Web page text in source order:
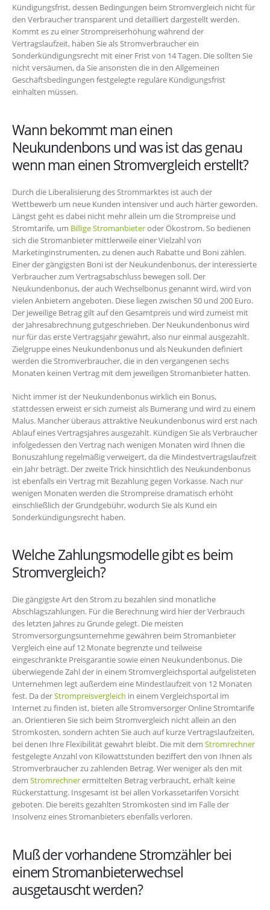
Kündigungsfrist, dessen Bedingungen beim Stromvergleich nicht für
den Verbraucher transparent und detailliert dargestellt werden.
Kommt es zu einer Strompreiserhöhung während der
Vertragslaufzeit, haben Sie als Stromverbraucher ein
Sonderkündigungsrecht mit einer Frist von 14 Tagen. Die sollten Sie
nicht versäumen, da Sie ansonsten die in den Allgemeinen
Geschäftsbedingungen festgelegte reguläre Kündigungsfrist
einhalten müssen.
Wann bekommt man einen
Neukundenbons und was ist das genau
wenn man einen Stromvergleich erstellt?
Durch die Liberalisierung des Strommarktes ist auch der
Wettbewerb um neue Kunden intensiver und auch härter geworden.
Längst geht es dabei nicht mehr allein um die Strompreise und
Stromtarife, um Billige Stromanbieteroder Ökostrom. So bedienen
sich die Stromanbieter mittlerweile einer Vielzahl von
Marketinginstrumenten, zu denen auch Rabatte und Boni zählen.
Einer der gängigsten Boni ist der Neukundenbonus, der interessierte
Verbraucher zum Vertragsabschluss bewegen soll. Der
Neukundenbonus, der auch Wechselbonus genannt wird, wird von
vielen Anbietern angeboten. Diese liegen zwischen 50 und 200 Euro.
Der jeweilige Betrag gilt auf den Gesamtpreis und wird zumeist mit
der Jahresabrechnung gutgeschrieben. Der Neukundenbonus wird
nur für das erste Vertragsjahr gewährt, also nur einmal ausgezahlt.
Zielgruppe eines Neukundenbonus und als Neukunden definiert
werden die Stromverbraucher, die in den vergangenen sechs
Monaten keinen Vertrag mit dem jeweiligen Stromanbieter hatten.
Nicht immer ist der Neukundenbonus wirklich ein Bonus,
stattdessen erweist er sich zumeist als Bumerang und wird zu einem
Malus. Mancher überaus attraktive Neukundenbonus wird erst nach
Ablauf eines Vertragsjahres ausgezahlt. Kündigen Sie als Verbraucher
infolgedessen den Vertrag nach wenigen Monaten wird Ihnen die
Bonuszahlung regelmäßig verweigert, da die Mindestvertragslaufzeit
ein Jahr beträgt. Der zweite Trick hinsichtlich des Neukundenbonus
ist ebenfalls ein Vertrag mit Bezahlung gegen Vorkasse. Nach nur
wenigen Monaten werden die Strompreise dramatisch erhöht
einschließlich der Grundgebühr, wodurch Sie als Kund ein
Sonderkündigungsrecht haben.
Welche Zahlungsmodelle gibt es beim
Stromvergleich?
Die gängigste Art den Strom zu bezahlen sind monatliche
Abschlagszahlungen. Für die Berechnung wird hier der Verbrauch
des letzten Jahres zu Grunde gelegt. Die meisten
Stromversorgungsunternehme gewähren beim Stromanbieter
Vergleich eine auf 12 Monate begrenzte und teilweise
eingeschränkte Preisgarantie sowie einen Neukundenbonus. Die
überwiegende Zahl der in einem Stromvergleichsportal aufgelisteten
Unternehmen legt außerdem eine Mindestlaufzeit von 12 Monaten
fest. Da derStrompreisvergleich in einem Vergleichsportal im
Internet zu finden ist, bieten alle Stromversorger Online Stromtarife
an. Orientieren Sie sich beim Stromvergleich nicht allein an den
Stromkosten, sondern achten Sie auch auf kurze Vertragslaufzeiten,
bei denen Ihre Flexibilität gewahrt bleibt. Die mit dem Stromrechner
festgelegte Anzahl von Kilowattstunden beziffert den von Ihnen als
Stromverbraucher zu zahlenden Betrag. Wer weniger als den mit
dem Stromrechnerermittelten Betrag verbraucht, erhält keine
Rückerstattung. Insgesamt ist bei allen Vorkassetarifen Vorsicht
geboten. Die bereits gezahlten Stromkosten sind im Falle der
Insolvenz eines Stromanbieters ebenfalls verloren.
Muß der vorhandene Stromzähler bei
einem Stromanbieterwechsel
ausgetauscht werden?